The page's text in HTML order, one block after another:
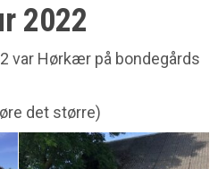
2022
var Hørkær på bondegårds
det større)